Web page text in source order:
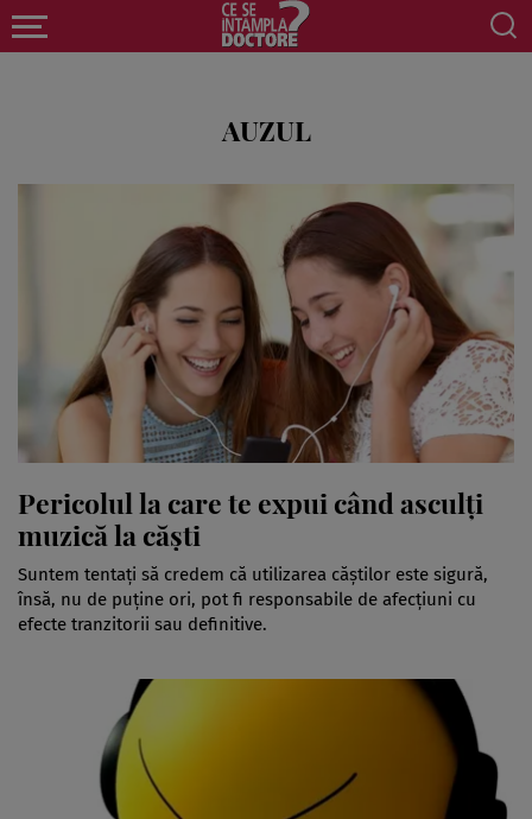
AUZUL
Pericolul la care te expui când asculţi
muzică la căşti
Suntem tentaţi să credem că utilizarea căştilor este sigură,
însă, nu de puţine ori, pot fi responsabile de afecţiuni cu
efecte tranzitorii sau definitive.